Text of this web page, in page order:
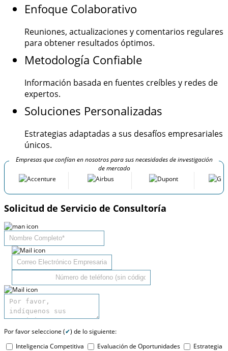
Enfoque Colaborativo
Reuniones, actualizaciones y comentarios regulares
para obtener resultados óptimos.
Metodología Confiable
Información basada en fuentes creíbles y redes de
expertos.
Soluciones Personalizadas
Estrategias adaptadas a sus desafíos empresariales
únicos.
Empresas que confían en nosotros para sus necesidades de investigación
de mercado
Solicitud de Servicio de Consultoría
Por favor seleccione (✔) de lo siguiente:
Inteligencia Competitiva
Evaluación de Oportunidades
Estrategia